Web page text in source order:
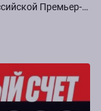
Премьер-